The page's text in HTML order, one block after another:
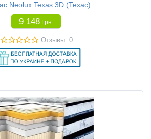
Neolux Texas 3D (Техас)
9 148 Грн
Отзывы: 0